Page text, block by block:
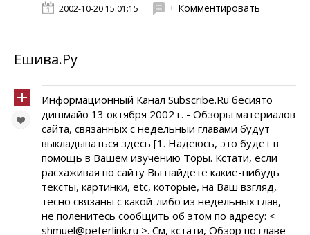
2002-10-20 15:01:15 + Комментировать
Ешива.Ру
Информационный Канал Subscribe.Ru бесиято
дишмайо 13 октября 2002 г. - Обзоры материалов
сайта, связанных с недельныи главами будут
выкладываться здесь [1. Надеюсь, это будет в
помощь в Вашем изучению Торы. Кстати, если
расхаживая по сайту Вы найдете какие-нибудь
тексты, картинки, etc, которые, на Ваш взгляд,
тесно связаны с какой-либо из недельных глав, -
не поленитесь сообщить об этом по адресу: <
shmuel@peterlink.ru >. См, кстати, Обзор по главе